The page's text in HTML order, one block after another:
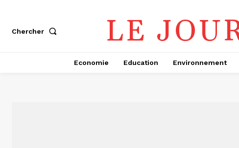
Chercher LE
Economie Education Environnement